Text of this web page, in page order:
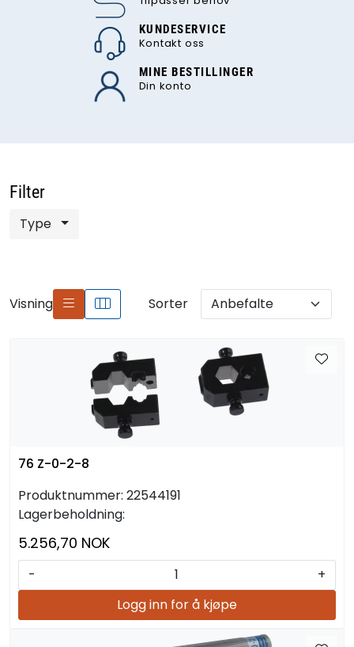
KUNDESERVICE
Kontakt oss
MINE BESTILLINGER
Din konto
Filter
Type
Visning Sorter
76 Z-0-2-8
Produktnummer: 22544191
Lagerbeholdning:
5.256,70 NOK
-
+
Logg inn for å kjøpe